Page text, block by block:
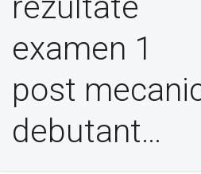
examen 1
post
debutant…